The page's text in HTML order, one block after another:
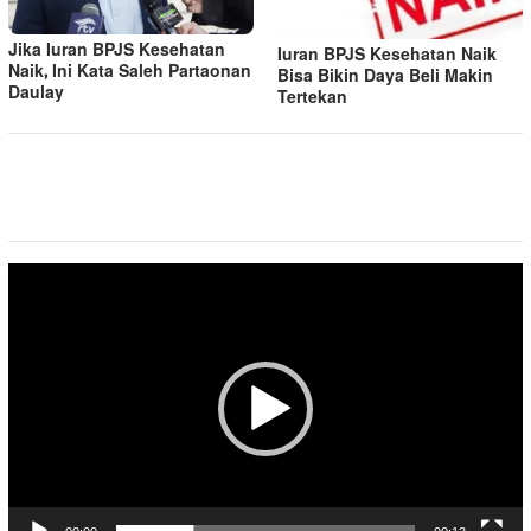
Jika Iuran BPJS Kesehatan
Naik, Ini Kata Saleh Partaonan
Daulay
Iuran BPJS Kesehatan Naik
Bisa Bikin Daya Beli Makin
Tertekan